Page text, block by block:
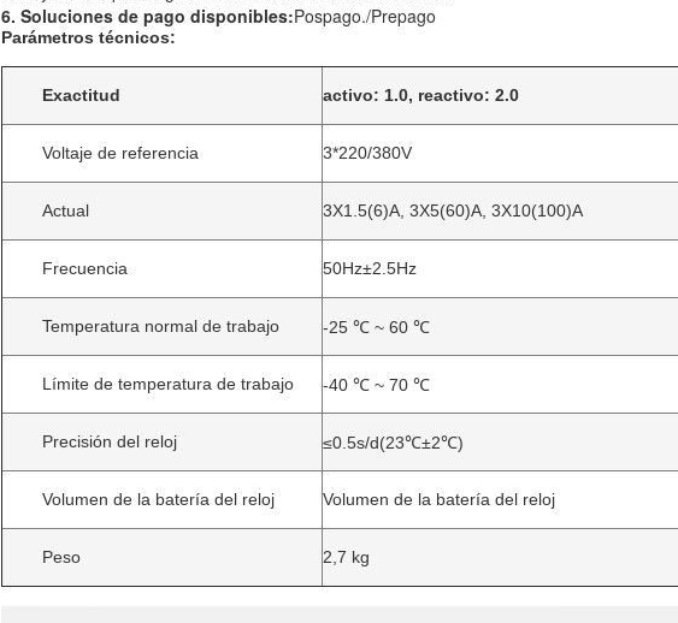
6. Soluciones de pago disponibles:Pospago./Prepago
Parámetros técnicos:
Exactitud activo: 1.0, reactivo: 2.0
Voltaje de referencia 3*220/380V
Actual 3X1.5(6)A, 3X5(60)A, 3X10(100)A
Frecuencia 50Hz±2.5Hz
Temperatura normal de trabajo -25 ℃ ~ 60 ℃
Límite de temperatura de trabajo -40 ℃ ~ 70 ℃
Precisión del reloj ≤0.5s/d(23℃±2℃)
Volumen de la batería del reloj Volumen de la batería del reloj
Peso 2,7 kg